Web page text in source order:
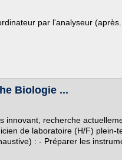
par l'analyseur (après...
Biologie ...
innovant, recherche
de laboratoire (H/F) plein-
: - Préparer les